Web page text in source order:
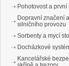
Pohotovost a první
Dopravní značení
silničního provozu
Sorbenty a mycí
Docházkové
Kancelářské